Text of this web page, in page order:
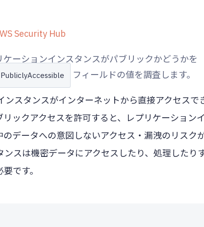
Security Hub
ケーションインスタンスがパブリックかどうかを
PubliclyAccessible フィールドの値を調査します。
ンスタンスがインターネットから直接アクセスで
ックアクセスを許可すると、レプリケーション
データへの意図しないアクセス・漏洩のリスク
スは機密データにアクセスしたり、処理したり
です。